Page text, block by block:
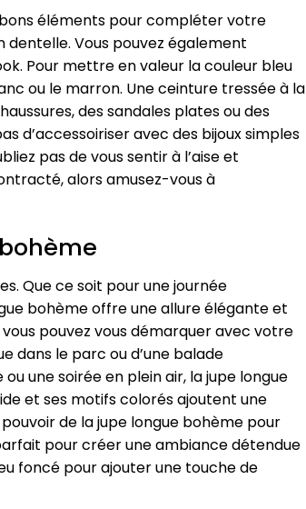
éléments pour compléter votre
dentelle. Vous pouvez également
Pour mettre en valeur la couleur bleu
ou le marron. Une ceinture tressée à la
des sandales plates ou des
d’accessoiriser avec des bijoux simples
pas de vous sentir à l’aise et
alors amusez-vous à
Que ce soit pour une journée
bohème offre une allure élégante et
pouvez vous démarquer avec votre
dans le parc ou d’une balade
une soirée en plein air, la jupe longue
et ses motifs colorés ajoutent une
de la jupe longue bohème pour
pour créer une ambiance détendue
foncé pour ajouter une touche de